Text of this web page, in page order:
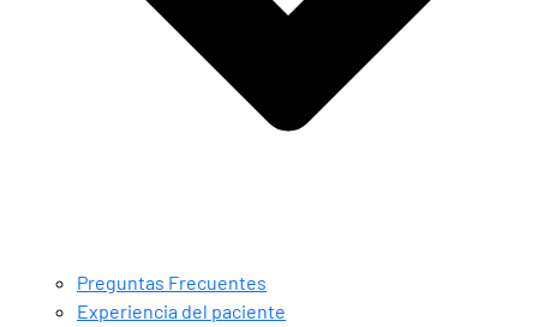
Preguntas Frecuentes
Experiencia del paciente